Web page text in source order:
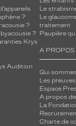
?
?
?
Krys
Audition
Le
Le
traitement
Paupière
A PROPOS
Qui
Les
Espace
A propos
La
Charte de